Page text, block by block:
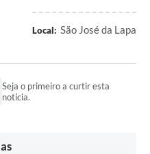
Local: São José da Lapa
Seja o primeiro a curtir esta
notícia.